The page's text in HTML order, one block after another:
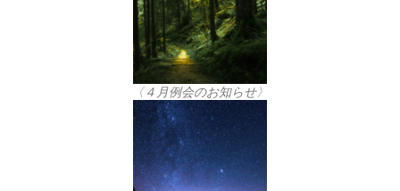
〈４月例会のお知らせ〉